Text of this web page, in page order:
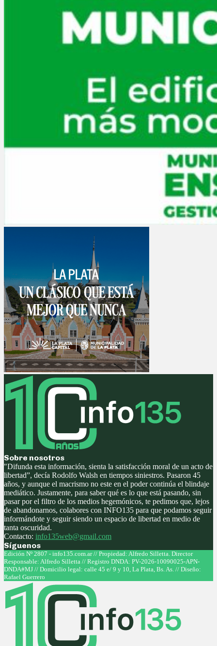
Sobre nosotros
"Difunda esta información, sienta la satisfacción moral de un acto de
libertad”, decía Rodolfo Walsh en tiempos siniestros. Pasaron 45
años, y aunque el macrismo no este en el poder continúa el blindaje
mediático. Justamente, para saber qué es lo que está pasando, sin
pasar por el filtro de los medios hegemónicos, te pedimos que, lejos
de abandonarnos, colabores con INFO135 para que podamos seguir
informándote y seguir siendo un espacio de libertad en medio de
tanta oscuridad.
Contacto: info135web@gmail.com
Síguenos
Facebook
Twitter
Instagram
Youtube
Edición Nº 2807 - info135.com.ar // Propiedad: Alfredo Silletta. Director
Responsable: Alfredo Silletta // Registro DNDA: PV-2026-10090025-APN-
DNDA#MJ // Domicilio legal: calle 45 e/ 9 y 10, La Plata, Bs. As. // Diseño:
Rafael Guerrero